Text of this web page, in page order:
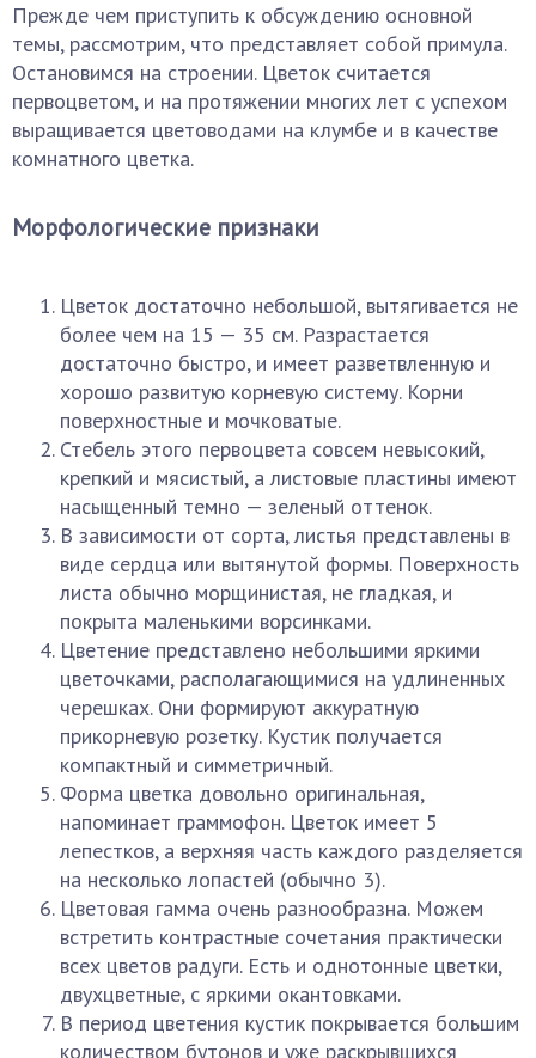
Прежде чем приступить к обсуждению основной
темы, рассмотрим, что представляет собой примула.
Остановимся на строении. Цветок считается
первоцветом, и на протяжении многих лет с успехом
выращивается цветоводами на клумбе и в качестве
комнатного цветка.
Морфологические признаки
Цветок достаточно небольшой, вытягивается не
более чем на 15 — 35 см. Разрастается
достаточно быстро, и имеет разветвленную и
хорошо развитую корневую систему. Корни
поверхностные и мочковатые.
Стебель этого первоцвета совсем невысокий,
крепкий и мясистый, а листовые пластины имеют
насыщенный темно — зеленый оттенок.
В зависимости от сорта, листья представлены в
виде сердца или вытянутой формы. Поверхность
листа обычно морщинистая, не гладкая, и
покрыта маленькими ворсинками.
Цветение представлено небольшими яркими
цветочками, располагающимися на удлиненных
черешках. Они формируют аккуратную
прикорневую розетку. Кустик получается
компактный и симметричный.
Форма цветка довольно оригинальная,
напоминает граммофон. Цветок имеет 5
лепестков, а верхняя часть каждого разделяется
на несколько лопастей (обычно 3).
Цветовая гамма очень разнообразна. Можем
встретить контрастные сочетания практически
всех цветов радуги. Есть и однотонные цветки,
двухцветные, с яркими окантовками.
В период цветения кустик покрывается большим
количеством бутонов и уже раскрывшихся